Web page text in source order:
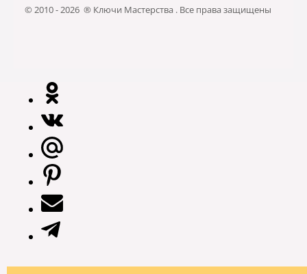
© 2010 - 2026 ® Ключи Мастерства . Все права защищены